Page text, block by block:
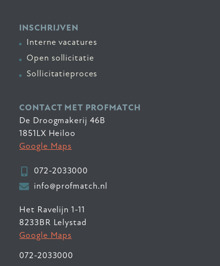
INSCHRIJVEN
Interne vacatures
Open sollicitatie
Sollicitatieproces
CONTACT MET PROFMATCH
De Droogmakerij 46B
1851LX Heiloo
Google Maps
072-2033000
info@profmatch.nl
Het Ravelijn 1-11
8233BR Lelystad
Google Maps
072-2033000